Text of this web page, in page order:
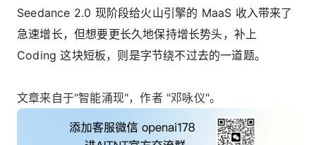
Seedance 2.0 现阶段给火山引擎的 MaaS 收入带来了
急速增长，但想要更长久地保持增长势头，补上
Coding 这块短板，则是字节绕不过去的一道题。
文章来自于"智能涌现"，作者 "邓咏仪"。